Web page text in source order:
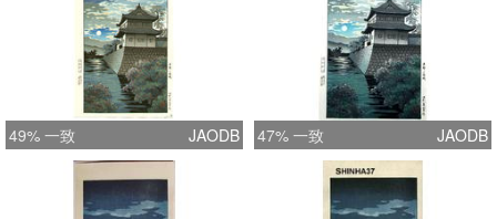
49% 一致 JAODB 47% 一致 JAODB